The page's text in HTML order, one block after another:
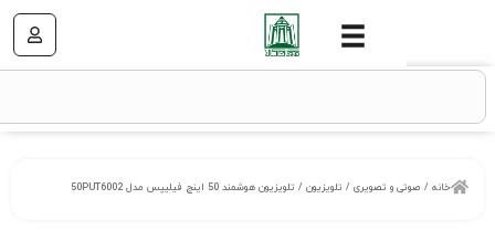
و تصویری/ تلویزیون / تلویزیون هوشمند 50 اینچ فیلیپس مدل 50PUT6002